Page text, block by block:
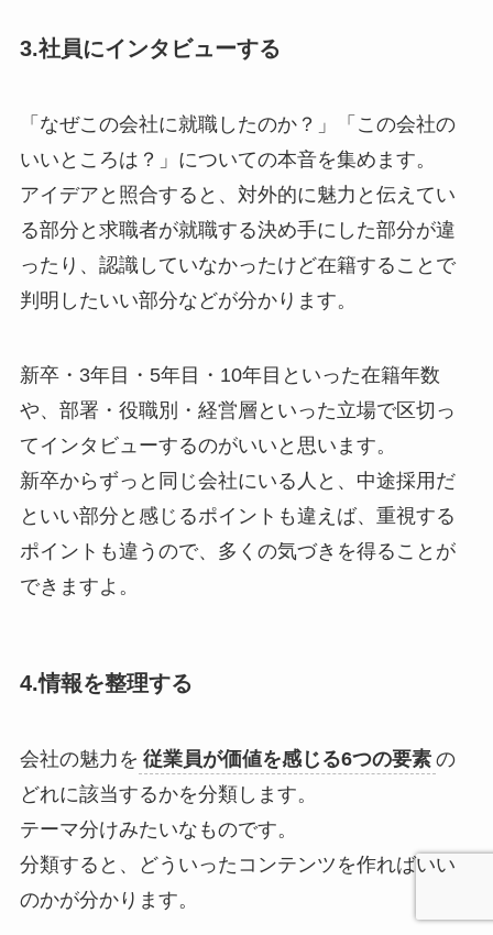
3.社員にインタビューする
「なぜこの会社に就職したのか？」「この会社の
いいところは？」についての本音を集めます。
アイデアと照合すると、対外的に魅力と伝えてい
る部分と求職者が就職する決め手にした部分が違
ったり、認識していなかったけど在籍することで
判明したいい部分などが分かります。
新卒・3年目・5年目・10年目といった在籍年数
や、部署・役職別・経営層といった立場で区切っ
てインタビューするのがいいと思います。
新卒からずっと同じ会社にいる人と、中途採用だ
といい部分と感じるポイントも違えば、重視する
ポイントも違うので、多くの気づきを得ることが
できますよ。
4.情報を整理する
会社の魅力を 従業員が価値を感じる6つの要素 の
どれに該当するかを分類します。
テーマ分けみたいなものです。
分類すると、どういったコンテンツを作ればいい
のかが分かります。